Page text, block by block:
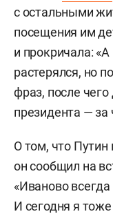
с остальными
посещения им
и прокричала:
растерялся, но
фраз, после
президента — за
О том, что
он сообщил на
«Иваново
И сегодня я